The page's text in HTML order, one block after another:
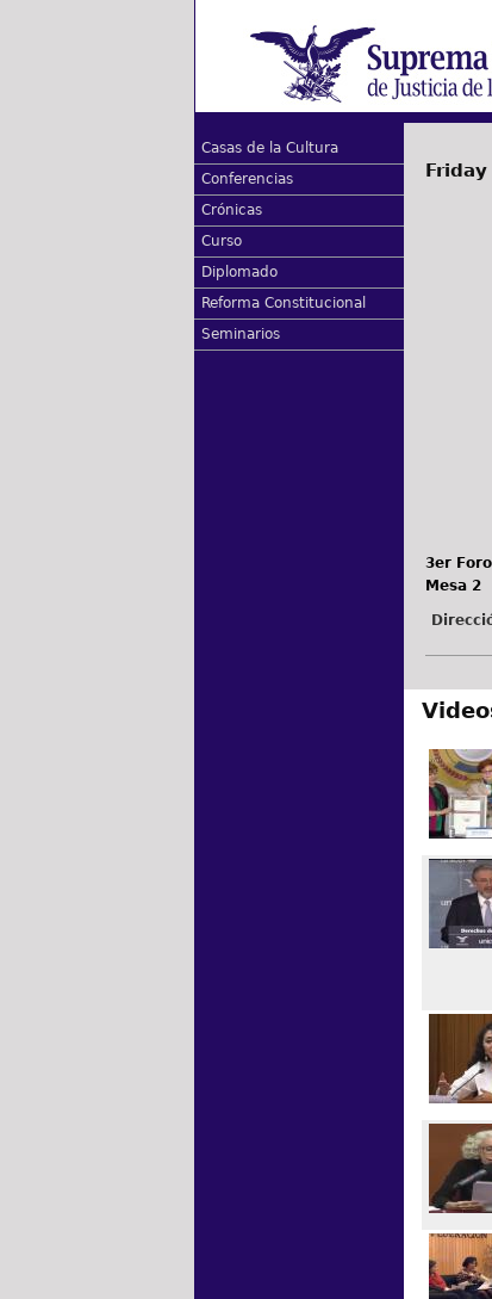
Casas de la Cultura
Conferencias
Crónicas
Curso
Diplomado
Reforma Constitucional
Seminarios
Friday
3er
Mesa 2